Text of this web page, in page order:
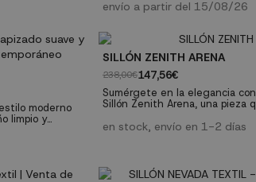
materiales de alta calidad y
avanzadas, este sillón
Características técnicas: Material: Tela 100%
poliéster. Relleno:...
envío a partir del 15/08/26
moderno
limpio y
versátil que se
SILLÓN ZENITH ARENA
238,00€147,56€
Sumérgete en la elegancia
Sillón Zenith Arena, una pieza
elaborados. Su tapizado en
proporción ha sido pensada
en stock, envío en 1-2 días